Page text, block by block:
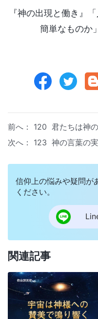
『神の出現と働き』
簡単なものか
前へ： 120 君たちは神
次へ： 123 神の言葉の
信仰上の悩みや疑問が
ください。
関連記事